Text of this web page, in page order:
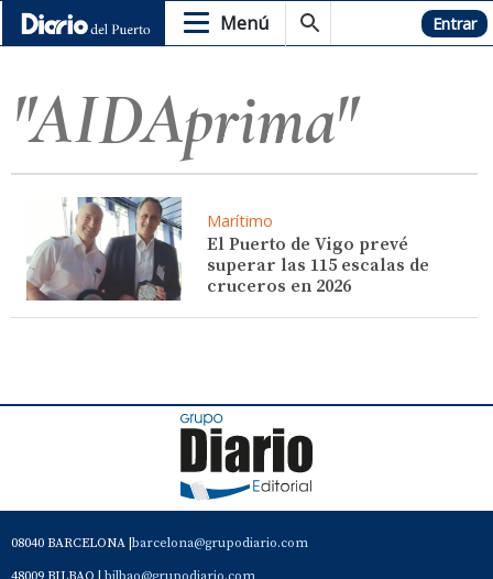
Menú Hemeroteca Entrar
"AIDAprima"
Marítimo
El Puerto de Vigo prevé
superar las 115 escalas de
cruceros en 2026
08040 BARCELONA | barcelona@grupodiario.com